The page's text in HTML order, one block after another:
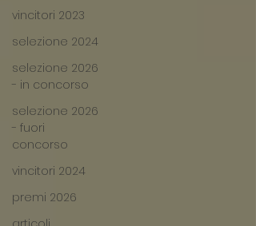
vincitori 2023
selezione 2024
selezione 2026
- in concorso
selezione 2026
- fuori
concorso
vincitori 2024
premi 2026